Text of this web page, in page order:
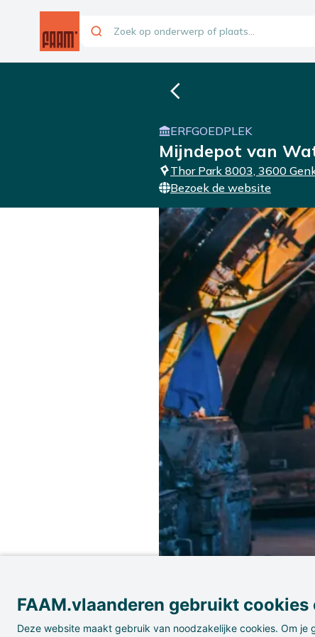
ERFGOEDPLEK
Mijndepot van
Thor Park 8003, 3600
Bezoek de website
FAAM.vlaanderen gebruikt
Deze website maakt gebruik van noodzakelijke cookies. Om